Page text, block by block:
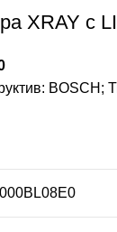
XRAY с
BOSCH;